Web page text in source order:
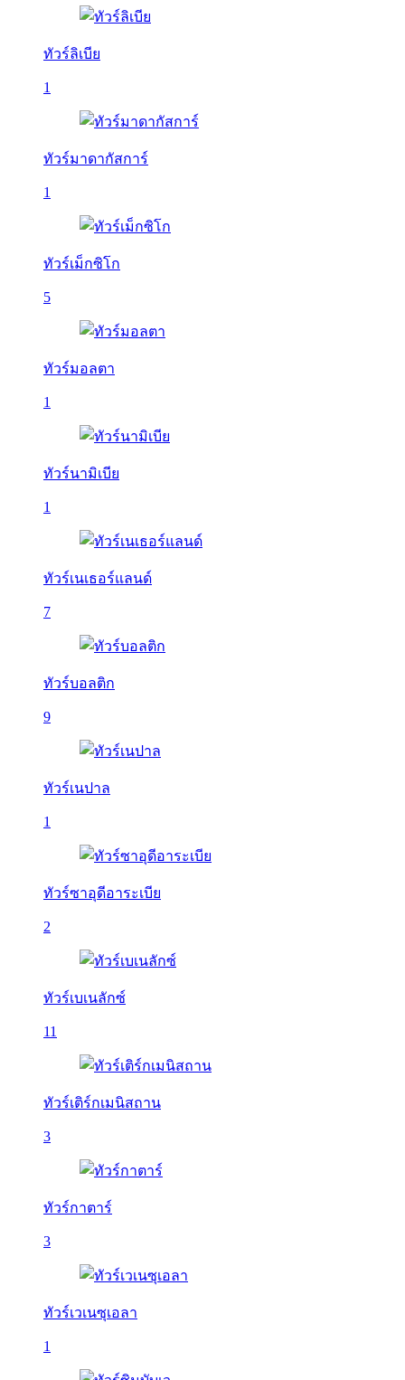
ทัวร์ลิเบีย
1
ทัวร์มาดากัสการ์
1
ทัวร์เม็กซิโก
5
ทัวร์มอลตา
1
ทัวร์นามิเบีย
1
ทัวร์เนเธอร์แลนด์
7
ทัวร์บอลติก
9
ทัวร์เนปาล
1
ทัวร์ซาอุดีอาระเบีย
2
ทัวร์เบเนลักซ์
11
ทัวร์เติร์กเมนิสถาน
3
ทัวร์กาตาร์
3
ทัวร์เวเนซุเอลา
1